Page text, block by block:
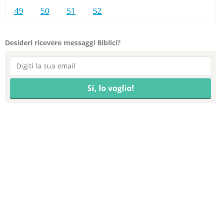
49
50 51 52
Desideri ricevere messaggi Biblici?